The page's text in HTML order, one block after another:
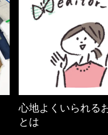
心地よくいられる
とは